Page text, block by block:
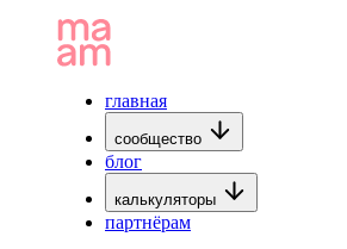
главная
сообщество
блог
калькуляторы
партнёрам